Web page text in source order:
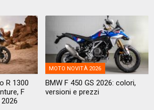
R 1300
F
MOTO NOVITÀ 2026
BMW F 450 GS 2026: colori,
versioni e prezzi